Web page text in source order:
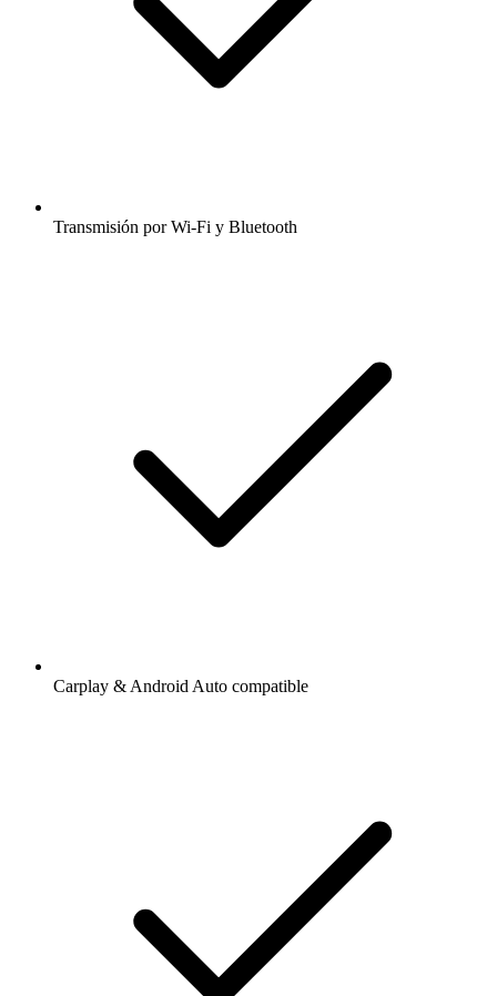
Transmisión por Wi-Fi y Bluetooth
Carplay & Android Auto compatible